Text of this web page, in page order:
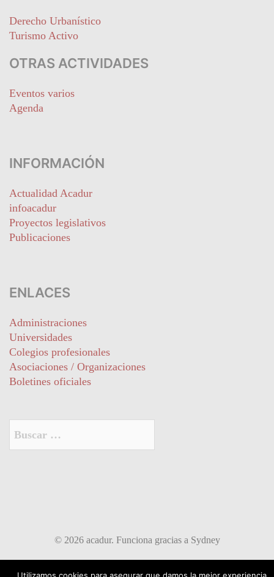
Derecho Urbanístico
Turismo Activo
OTRAS ACTIVIDADES
Eventos varios
Agenda
INFORMACIÓN
Actualidad Acadur
infoacadur
Proyectos legislativos
Publicaciones
ENLACES
Administraciones
Universidades
Colegios profesionales
Asociaciones / Organizaciones
Boletines oficiales
© 2026 acadur. Funciona gracias a Sydney